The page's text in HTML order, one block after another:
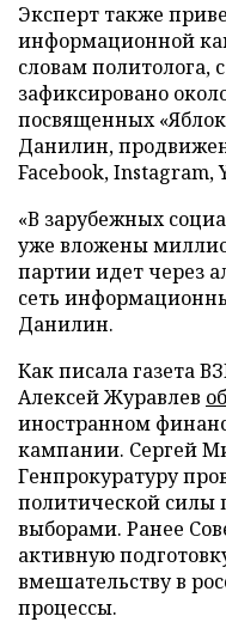
Эксперт также
информационной
словам политолога,
зафиксировано
посвященных
Данилин,
Facebook, Instagram,
«В зарубежных
уже вложены
партии идет через
сеть
Данилин.
Как писала газета
Алексей Журавлев
иностранном
кампании. Сергей
Генпрокуратуру
политической силы
выборами. Ранее
активную
вмешательству в
процессы.